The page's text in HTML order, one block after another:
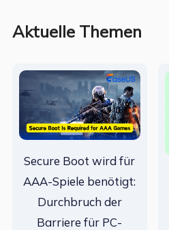
Aktuelle Themen
Secure Boot wird für
AAA-Spiele benötigt:
Durchbruch der
Barriere für PC-